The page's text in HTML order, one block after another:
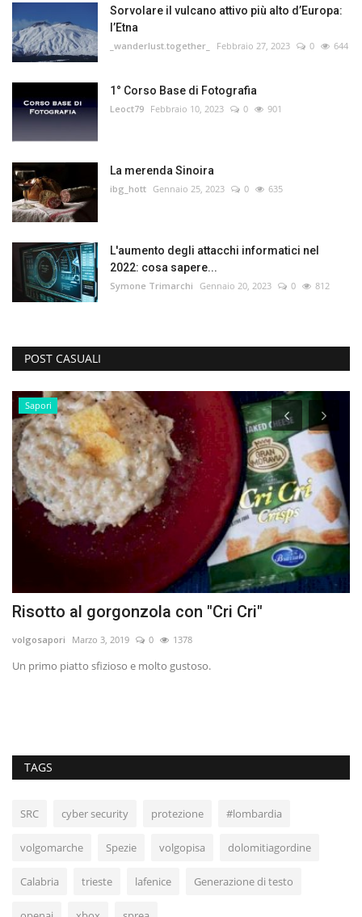
Sorvolare il vulcano attivo più alto d’Europa:
l’Etna
_wanderlust.together_ Febbraio 27, 2023 0 644
1° Corso Base di Fotografia
Leoct79 Febbraio 10, 2023 0 901
La merenda Sinoira
ibg_hott Gennaio 25, 2023 0 635
L'aumento degli attacchi informatici nel
2022: cosa sapere...
Symone Trimarchi Gennaio 20, 2023 0 812
POST CASUALI
Sapori
Risotto al gorgonzola con "Cri Cri"
volgosapori Marzo 3, 2019 0 1378
Un primo piatto sfizioso e molto gustoso.
TAGS
SRC cyber security protezione #lombardia
volgomarche Spezie volgopisa dolomitiagordine
Calabria trieste lafenice Generazione di testo